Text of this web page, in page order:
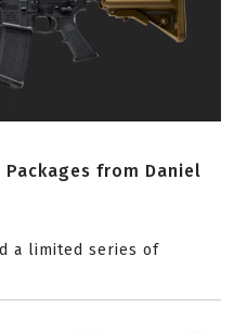
from Daniel
a limited series of